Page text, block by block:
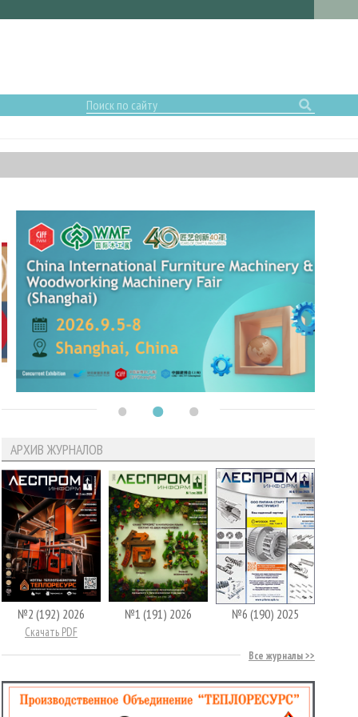
АРХИВ ЖУРНАЛОВ
№2 (192) 2026
Скачать PDF
№1 (191) 2026 №6 (190) 2025
Все журналы